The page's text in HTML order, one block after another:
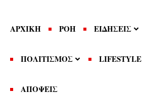
ΑΡΧΙΚΗ ΡΟΗ ΕΙΔΗΣΕΙΣ
ΠΟΛΙΤΙΣΜΟΣ LIFESTYLE
ΑΠΟΨΕΙΣ